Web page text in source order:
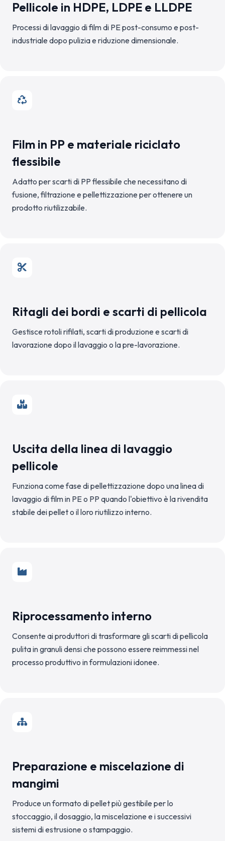
Pellicole in HDPE, LDPE e LLDPE
Processi di lavaggio di film di PE post-consumo e post-
industriale dopo pulizia e riduzione dimensionale.
Film in PP e materiale riciclato
flessibile
Adatto per scarti di PP flessibile che necessitano di
fusione, filtrazione e pellettizzazione per ottenere un
prodotto riutilizzabile.
Ritagli dei bordi e scarti di pellicola
Gestisce rotoli rifilati, scarti di produzione e scarti di
lavorazione dopo il lavaggio o la pre-lavorazione.
Uscita della linea di lavaggio
pellicole
Funziona come fase di pellettizzazione dopo una linea di
lavaggio di film in PE o PP quando l'obiettivo è la rivendita
stabile dei pellet o il loro riutilizzo interno.
Riprocessamento interno
Consente ai produttori di trasformare gli scarti di pellicola
pulita in granuli densi che possono essere reimmessi nel
processo produttivo in formulazioni idonee.
Preparazione e miscelazione di
mangimi
Produce un formato di pellet più gestibile per lo
stoccaggio, il dosaggio, la miscelazione e i successivi
sistemi di estrusione o stampaggio.